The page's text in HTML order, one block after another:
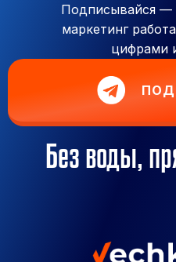
Подписывайся —
маркетинг
цифрами
Без воды,